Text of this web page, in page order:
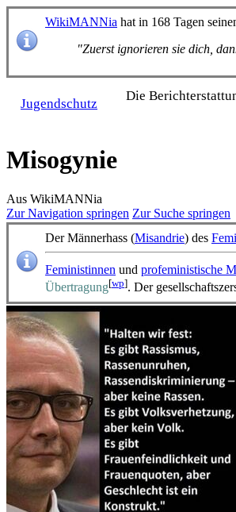
WikiMANNia hat in 168 Tagen
"Zuerst ignorieren sie dich,
Jugendschutz
Die
Misogynie
Aus WikiMANNia
Zur Navigation springen Zur Suche springen
Der Männerhass (Misandrie) des
Feministinnen und profeministische
Übertragung[wp]. Der